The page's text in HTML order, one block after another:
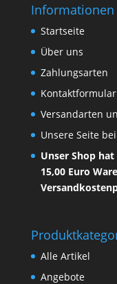
Informationen
Startseite
Über uns
Zahlungsarten
Kontaktformular
Versandarten
Unsere Seite
Unser Shop
15,00 Euro
Alle Artikel
Angebote